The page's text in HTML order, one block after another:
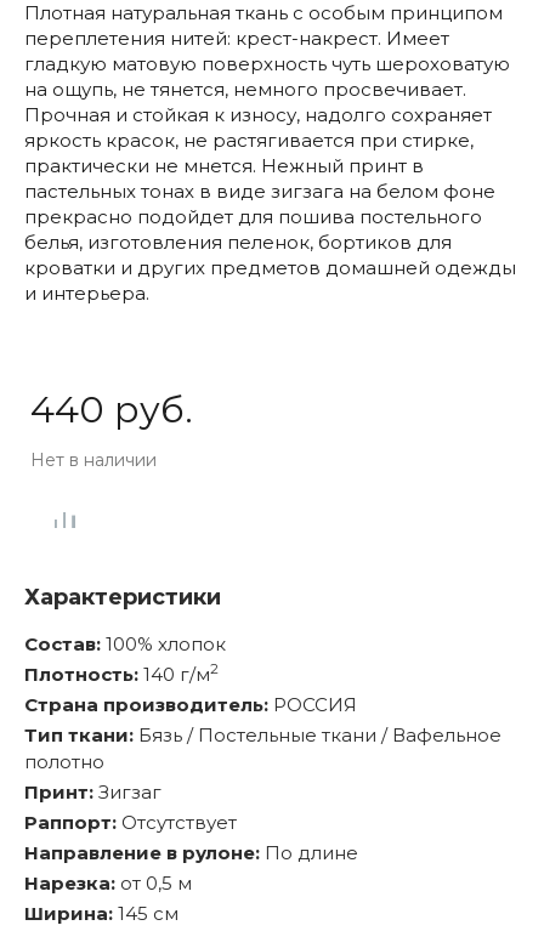
Плотная натуральная ткань с особым принципом
переплетения нитей: крест-накрест. Имеет
гладкую матовую поверхность чуть шероховатую
на ощупь, не тянется, немного просвечивает.
Прочная и стойкая к износу, надолго сохраняет
яркость красок, не растягивается при стирке,
практически не мнется. Нежный принт в
пастельных тонах в виде зигзага на белом фоне
прекрасно подойдет для пошива постельного
белья, изготовления пеленок, бортиков для
кроватки и других предметов домашней одежды
и интерьера.
440 руб.
Нет в наличии
Характеристики
Состав: 100% хлопок
Плотность: 140 г/м2
Страна производитель: РОССИЯ
Тип ткани: Бязь / Постельные ткани / Вафельное
полотно
Принт: Зигзаг
Раппорт: Отсутствует
Направление в рулоне: По длине
Нарезка: от 0,5 м
Ширина: 145 см